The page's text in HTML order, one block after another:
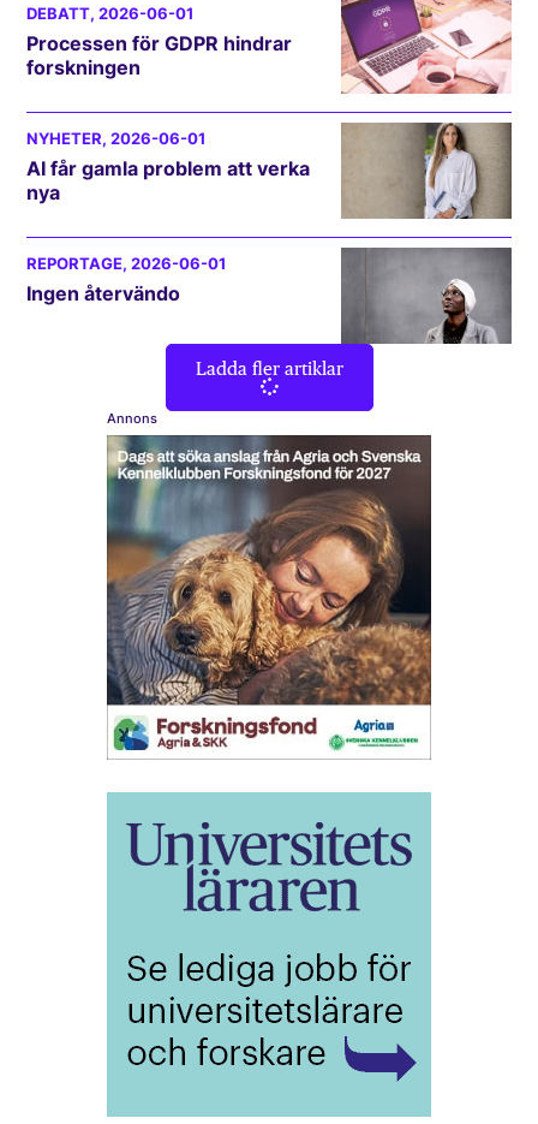
DEBATT, 2026-06-01
Processen för GDPR hindrar
forskningen
NYHETER, 2026-06-01
AI får gamla problem att verka
nya
REPORTAGE, 2026-06-01
Ingen återvändo
Ladda fler artiklar
Annons